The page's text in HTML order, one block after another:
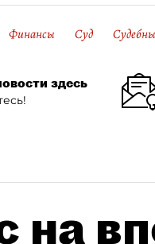
Финансы Суд
здесь
на